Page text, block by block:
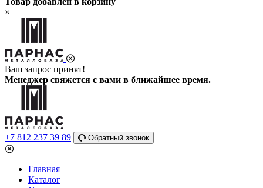
×
Ваш запрос принят!
Менеджер свяжется с вами в ближайшее время.
+7 812 237 39 89 Обратный звонок
Главная
Каталог